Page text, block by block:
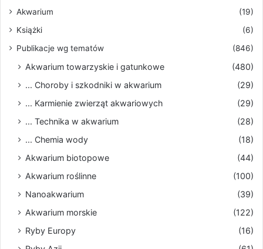
Akwarium
(19)
Książki
(6)
Publikacje wg tematów
(846)
Akwarium towarzyskie i gatunkowe
(480)
... Choroby i szkodniki w akwarium
(29)
... Karmienie zwierząt akwariowych
(29)
... Technika w akwarium
(28)
... Chemia wody
(18)
Akwarium biotopowe
(44)
Akwarium roślinne
(100)
Nanoakwarium
(39)
Akwarium morskie
(122)
Ryby Europy
(16)